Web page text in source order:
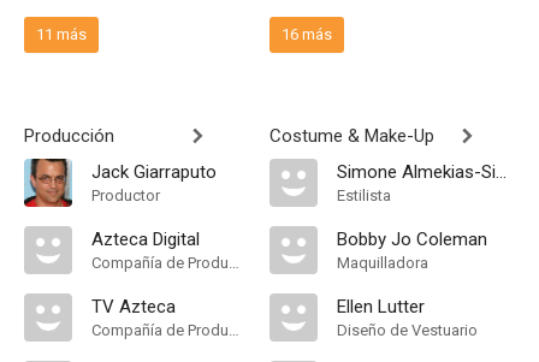
11 más
Producción
Jack Giarraputo
Productor
Azteca Digital
Compañía de Produccion
TV Azteca
Compañía de Produccion
16 más
Costume & Make-Up
Simone Almekias-Siegl
Estilista
Bobby Jo Coleman
Maquilladora
Ellen Lutter
Diseño de Vestuario